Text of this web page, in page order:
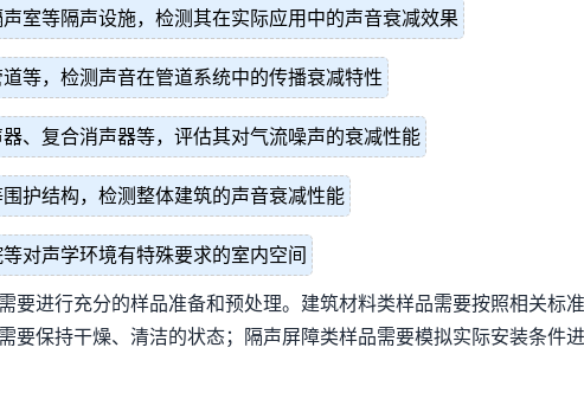
室等隔声设施，检测其在实际应用中的声音衰减效果
等，检测声音在管道系统中的传播衰减特性
、复合消声器等，评估其对气流噪声的衰减性能
护结构，检测整体建筑的声音衰减性能
对声学环境有特殊要求的室内空间
要进行充分的样品准备和预处理。建筑材料类样品需要按照相关标
保持干燥、清洁的状态；隔声屏障类样品需要模拟实际安装条件进